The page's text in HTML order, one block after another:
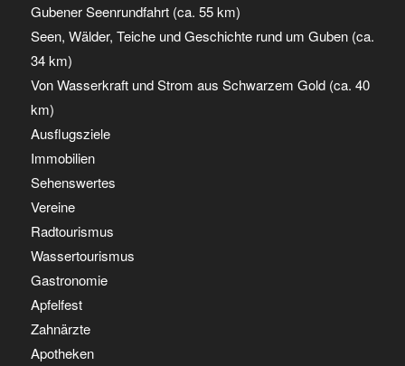
Gubener Seenrundfahrt (ca. 55 km)
Seen, Wälder, Teiche und Geschichte rund um Guben (ca.
34 km)
Von Wasserkraft und Strom aus Schwarzem Gold (ca. 40
km)
Ausflugsziele
Immobilien
Sehenswertes
Vereine
Radtourismus
Wassertourismus
Gastronomie
Apfelfest
Zahnärzte
Apotheken